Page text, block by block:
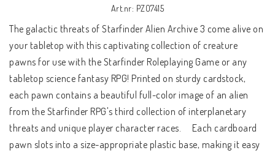
Art.nr: PZO7415
The galactic threats of Starfinder Alien Archive 3 come alive on
your tabletop with this captivating collection of creature
pawns for use with the Starfinder Roleplaying Game or any
tabletop science fantasy RPG! Printed on sturdy cardstock,
each pawn contains a beautiful full-color image of an alien
from the Starfinder RPG's third collection of interplanetary
threats and unique player character races.     Each cardboard
pawn slots into a size-appropriate plastic base, making it easy